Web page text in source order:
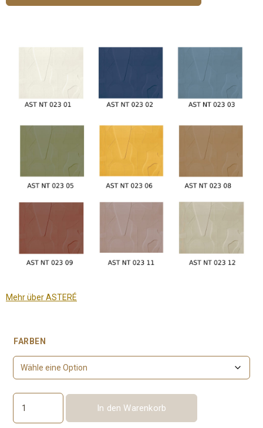
Mehr über ASTERÉ
FARBEN
Jeu
d'ombre
In den Warenkorb